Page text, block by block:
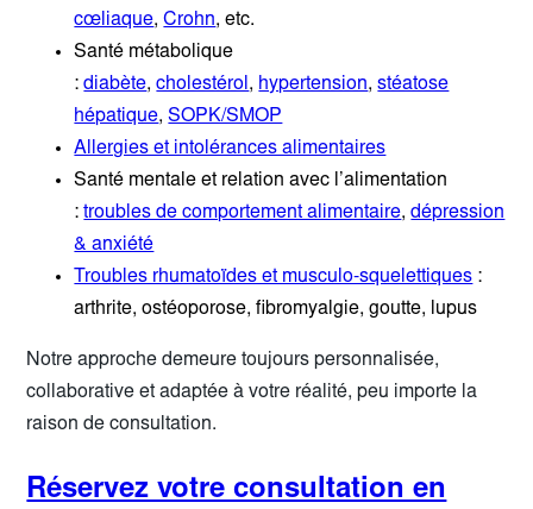
cœliaque,Crohn, etc.
Santé métabolique
:diabète,cholestérol, hypertension,stéatose
hépatique,SOPK/SMOP
Allergies et intolérances alimentaires
Santé mentale et relation avec l’alimentation
:troubles de comportement alimentaire,dépression
& anxiété
Troubles rhumatoïdes et musculo-squelettiques :
arthrite, ostéoporose, fibromyalgie, goutte, lupus
Notre approche demeure toujours personnalisée,
collaborative et adaptée à votre réalité, peu importe la
raison de consultation.
Réservez votre consultation en